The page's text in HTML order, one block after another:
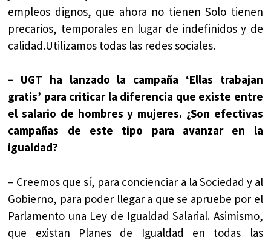
empleos dignos, que ahora no tienen Solo tienen
precarios, temporales en lugar de indefinidos y de
calidad.Utilizamos todas las redes sociales.
– UGT ha lanzado la campaña ‘Ellas trabajan
gratis’ para criticar la diferencia que existe entre
el salario de hombres y mujeres. ¿Son efectivas
campañas de este tipo para avanzar en la
igualdad?
– Creemos que sí, para concienciar a la Sociedad y al
Gobierno, para poder llegar a que se apruebe por el
Parlamento una Ley de Igualdad Salarial. Asimismo,
que existan Planes de Igualdad en todas las